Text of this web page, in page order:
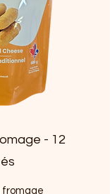
- 12
fromage